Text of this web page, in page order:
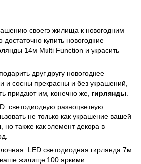
своего жилища к новогодним
достаточно купить новогодние
14м Multi Function и украсить
друг другу новогоднее
и сосны прекрасны и без украшений,
придают им, конечно же, гирлянды
светодиодную разноцветную
не только как украшение вашей
но также как элемент декора в
LED светодиодная гирлянда 7м
ваше жилище 100 яркими